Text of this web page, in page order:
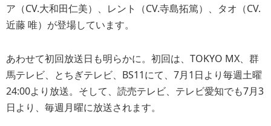
ア（CV.大和田仁美）、レント（CV.寺島拓篤）、タオ（CV.
近藤 唯）が登場しています。
あわせて初回放送日も明らかに。初回は、TOKYO MX、群
馬テレビ、とちぎテレビ、BS11にて、7月1日より毎週土曜
24:00より放送。そして、読売テレビ、テレビ愛知でも7月3
日より、毎週月曜に放送されます。